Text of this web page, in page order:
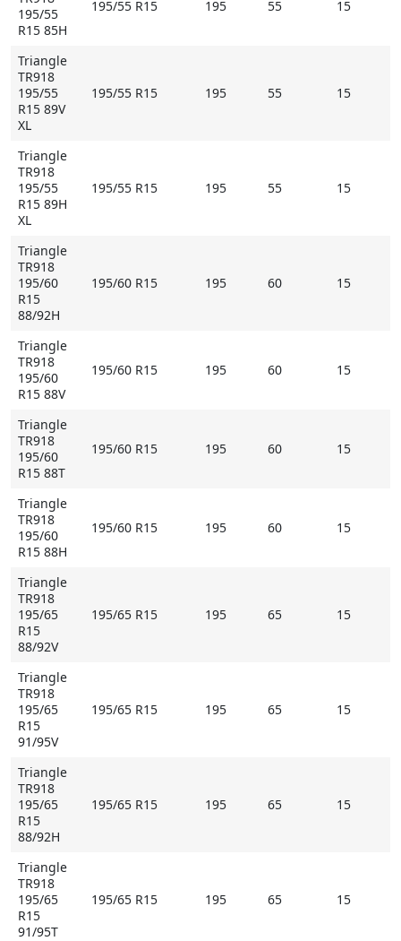
195/55
R15 85H
195/55 R15 195 55 15
Triangle
TR918
195/55
R15 89V
XL
195/55 R15 195 55 15
Triangle
TR918
195/55
R15 89H
XL
195/55 R15 195 55 15
Triangle
TR918
195/60
R15
88/92H
195/60 R15 195 60 15
Triangle
TR918
195/60
R15 88V
195/60 R15 195 60 15
Triangle
TR918
195/60
R15 88T
195/60 R15 195 60 15
Triangle
TR918
195/60
R15 88H
195/60 R15 195 60 15
Triangle
TR918
195/65
R15
88/92V
195/65 R15 195 65 15
Triangle
TR918
195/65
R15
91/95V
195/65 R15 195 65 15
Triangle
TR918
195/65
R15
88/92H
195/65 R15 195 65 15
Triangle
TR918
195/65
R15
91/95T
195/65 R15 195 65 15